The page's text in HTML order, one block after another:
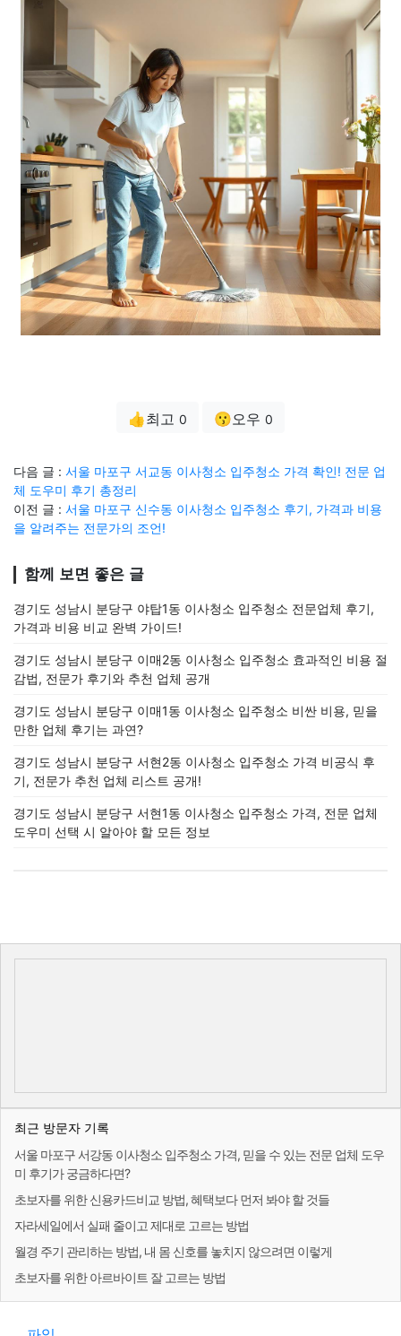
👍최고 0 😗오우 0
다음 글 : 서울 마포구 서교동 이사청소 입주청소 가격 확인! 전문 업
체 도우미 후기 총정리
이전 글 : 서울 마포구 신수동 이사청소 입주청소 후기, 가격과 비용
을 알려주는 전문가의 조언!
함께 보면 좋은 글
경기도 성남시 분당구 야탑1동 이사청소 입주청소 전문업체 후기,
가격과 비용 비교 완벽 가이드!
경기도 성남시 분당구 이매2동 이사청소 입주청소 효과적인 비용 절
감법, 전문가 후기와 추천 업체 공개
경기도 성남시 분당구 이매1동 이사청소 입주청소 비싼 비용, 믿을
만한 업체 후기는 과연?
경기도 성남시 분당구 서현2동 이사청소 입주청소 가격 비공식 후
기, 전문가 추천 업체 리스트 공개!
경기도 성남시 분당구 서현1동 이사청소 입주청소 가격, 전문 업체
도우미 선택 시 알아야 할 모든 정보
최근 방문자 기록
서울 마포구 서강동 이사청소 입주청소 가격, 믿을 수 있는 전문 업체 도우
미 후기가 궁금하다면?
초보자를 위한 신용카드비교 방법, 혜택보다 먼저 봐야 할 것들
자라세일에서 실패 줄이고 제대로 고르는 방법
월경 주기 관리하는 방법, 내 몸 신호를 놓치지 않으려면 이렇게
초보자를 위한 아르바이트 잘 고르는 방법